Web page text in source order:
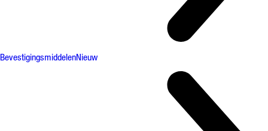
BevestigingsmiddelenNieuw